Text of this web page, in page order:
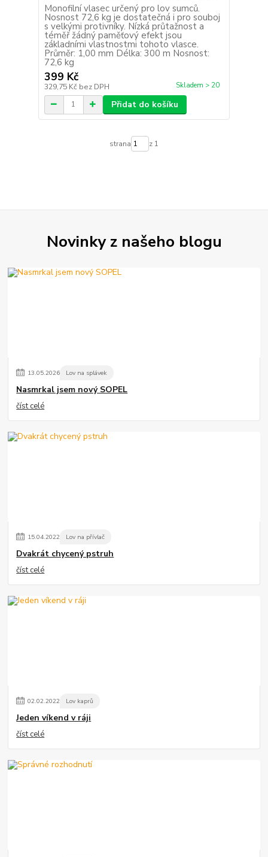
Monofilní vlasec určený pro lov sumců.
Nosnost 72,6 kg je dostatečná i pro souboj
s velkými protivníky. Nízká průtažnost a
téměř žádný paměťový efekt jsou
základními vlastnostmi tohoto vlasce.
Průměr: 1,00 mm Délka: 300 m Nosnost:
72,6 kg
399 Kč
329,75 Kč bez DPH Skladem > 20
Přidat do košíku
strana z 1
Novinky z našeho blogu
13.05.2026 Lov na splávek
Nasmrkal jsem nový SOPEL
číst celé
15.04.2022 Lov na přívlač
Dvakrát chycený pstruh
číst celé
02.02.2022 Lov kaprů
Jeden víkend v ráji
číst celé